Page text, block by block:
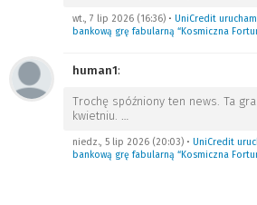
wt., 7 lip 2026 (16:36) • UniCredit
bankową grę fabularną “Kosmiczna
human1:
Trochę spóźniony ten news. Ta
kwietniu. …
niedz., 5 lip 2026 (20:03) • UniCredit
bankową grę fabularną “Kosmiczna